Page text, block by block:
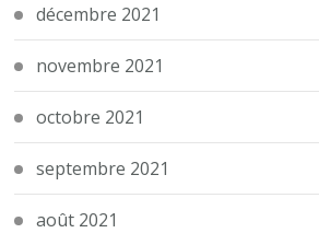
décembre 2021
novembre 2021
octobre 2021
septembre 2021
août 2021